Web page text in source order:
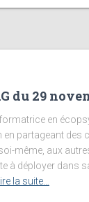
du 29
en
en partageant des
même, aux
à déployer dans
Lire la suite…